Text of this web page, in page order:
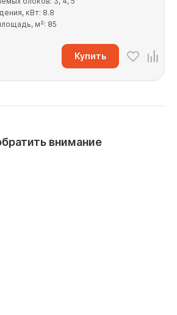
кВт: 8.8
м²: 85
Купить
внимание